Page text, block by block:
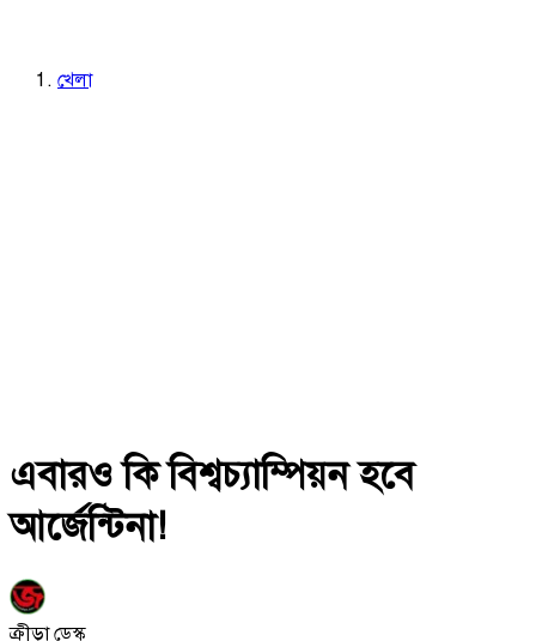
খেলা
এবারও কি বিশ্বচ্যাম্পিয়ন হবে
আর্জেন্টিনা!
ক্রীড়া ডেস্ক